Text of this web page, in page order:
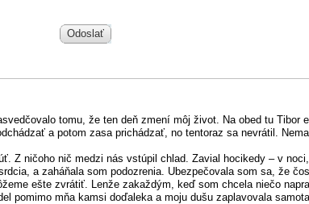
Odoslať
tomu, že ten deň zmení môj život. Na obed tu Tibor
a potom zasa prichádzať, no tentoraz sa nevrátil.
Z ničoho nič medzi nás vstúpil chlad. Zavial hocikedy – v noci,
a zaháňala som podozrenia. Ubezpečovala som sa, že
ešte zvrátiť. Lenže zakaždým, keď som chcela niečo
pomimo mňa kamsi doďaleka a moju dušu zaplavovala